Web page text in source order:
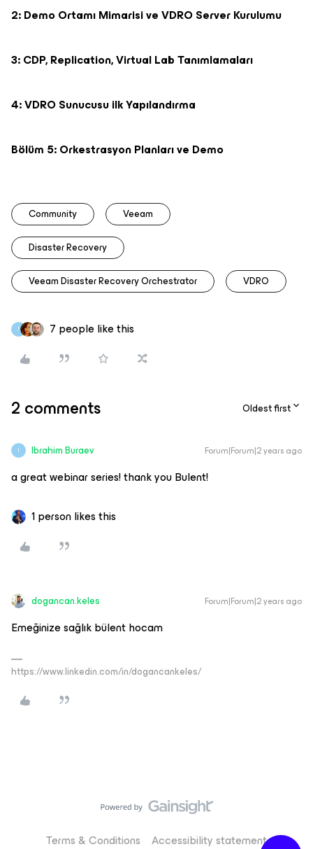
2: Demo Ortamı Mimarisi ve VDRO Server Kurulumu
3: CDP, Replication, Virtual Lab Tanımlamaları
4: VDRO Sunucusu ilk Yapılandırma
Bölüm 5: Orkestrasyon Planları ve Demo
Community Veeam
Disaster Recovery
Veeam Disaster Recovery Orchestrator VDRO
I 7 people like this
2 comments Oldest first
I Ibrahim Buraev Forum|Forum|2 years ago
a great webinar series! thank you Bulent!
1 person likes this
dogancan.keles Forum|Forum|2 years ago
Emeğinize sağlık bülent hocam
https://www.linkedin.com/in/dogancankeles/
Terms & Conditions Accessibility statement